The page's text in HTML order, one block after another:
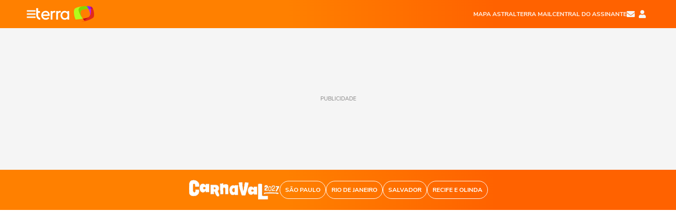
MAPA ASTRALTERRA MAILCENTRAL DO ASSINANTE
PUBLICIDADE
SÃO PAULO RIO DE JANEIRO SALVADOR RECIFE E OLINDA